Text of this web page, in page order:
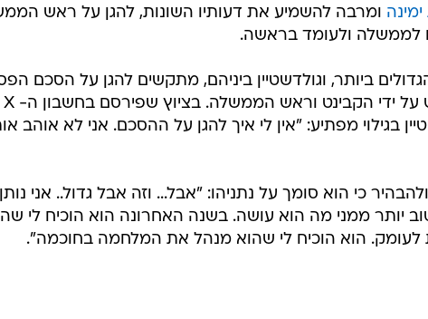
ומרבה להשמיע את דעותיו השונות, להגן על ראש
לממשלה ולעומד בראשה.
ביותר, וגולדשטיין ביניהם, מתקשים להגן על הסכם
האש עם חיזבאללה, שאושר אמש על ידי הקבינט וראש הממשלה. בציוץ שפירסם בחשבון ה- X
בגילוי מפתיע: "אין לי איך להגן על ההסכם. אני לא אוהב
כי הוא סומך על נתניהו: "אבל... וזה אבל גדול.. אני נותן
יותר ממני מה הוא עושה. בשנה האחרונה הוא הוכיח לי
לעומק. הוא הוכיח לי שהוא מנהל את המלחמה בחוכמה".